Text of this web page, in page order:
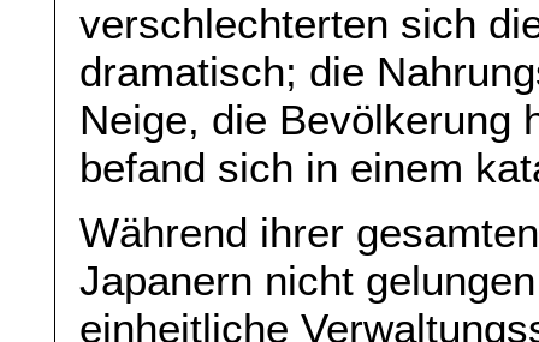
verschlechterten sich
dramatisch; die
Neige, die Bevölkerung
befand sich in einem
Während ihrer
Japanern nicht
einheitliche